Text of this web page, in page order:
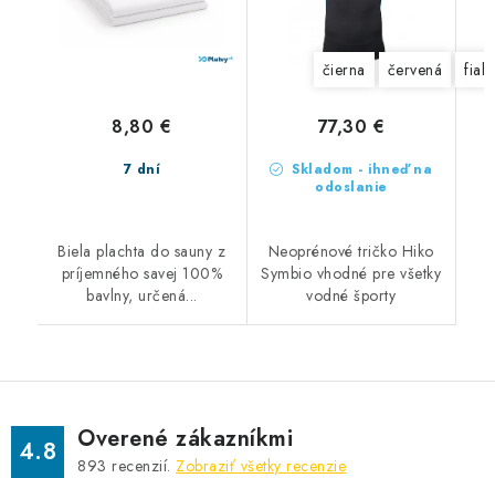
7 dní
8,80 €
Biela plachta do sauny z
príjemného savej 100%
bavlny, určená...
čierna červená
Skladom - ihneď na
odoslanie
77,30 €
Neoprénové tričko Hiko
Symbio vhodné pre všetky
vodné športy
4.8 Overené zákazníkmi
893 recenzií. Zobraziť všetky recenzie